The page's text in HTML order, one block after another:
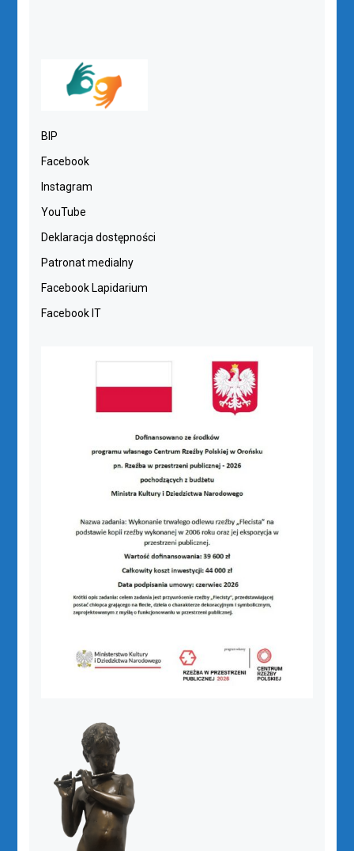
BIP
Facebook
Instagram
YouTube
Deklaracja dostępności
Patronat medialny
Facebook Lapidarium
Facebook IT